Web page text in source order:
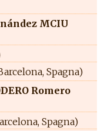
MCIU
Spagna)
Romero
Spagna)